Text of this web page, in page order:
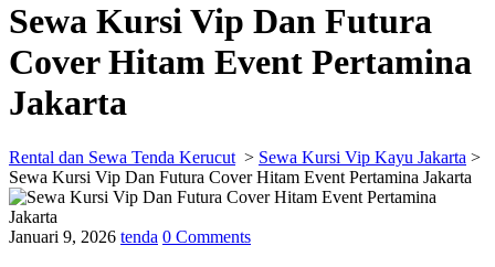
Sewa Kursi Vip Dan Futura
Cover Hitam Event Pertamina
Jakarta
Rental dan Sewa Tenda Kerucut > Sewa Kursi Vip Kayu Jakarta >
Sewa Kursi Vip Dan Futura Cover Hitam Event Pertamina Jakarta
Januari 9, 2026 tenda 0 Comments